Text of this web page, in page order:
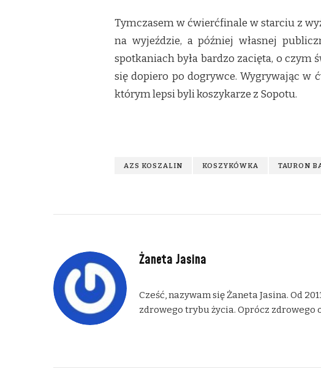
Tymczasem w ćwierćfinale w starciu z
na wyjeździe, a później własnej
spotkaniach była bardzo zacięta, o
się dopiero po dogrywce. Wygrywając w
którym lepsi byli koszykarze z Sopotu.
AZS KOSZALIN KOSZYKÓWKA TAURON
Żaneta Jasina
Cześć, nazywam się Żaneta Jasina. Od
zdrowego trybu życia. Oprócz zdrowego